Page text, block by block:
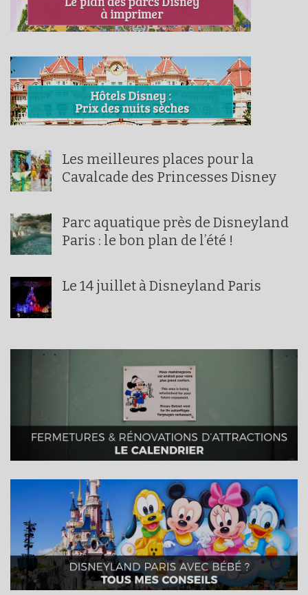
Les meilleures places pour la
Cavalcade des Princesses Disney
Parc aquatique près de Disneyland
Paris : le bon plan de l’été !
Le 14 juillet à Disneyland Paris